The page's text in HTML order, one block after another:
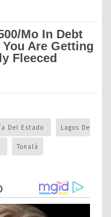
Del Estado Lagos De
Tonalá